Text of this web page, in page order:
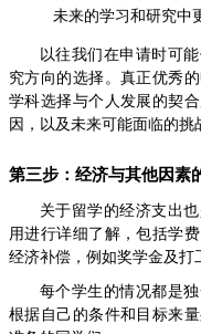
未来的学习和研究中
以往我们在申请时可
究方向的选择。真正优秀
学科选择与个人发展的契
因，以及未来可能面临的挑
第三步：经济与其他因素
关于留学的经济支出
用进行详细了解，包括学
经济补偿，例如奖学金及打
每个学生的情况都是
根据自己的条件和目标来